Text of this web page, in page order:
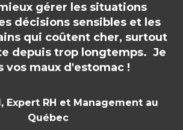
gérer les situations
décisions sensibles et les
qui coûtent cher, surtout
depuis trop longtemps. Je
vos maux d'estomac !
Expert RH et Management au
Québec